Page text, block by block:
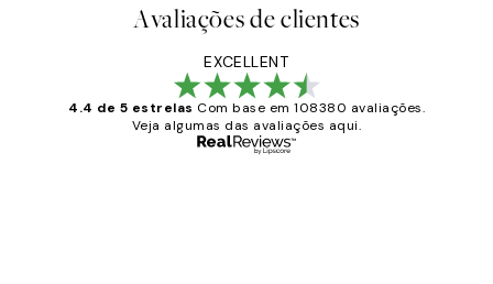
Avaliações de clientes
EXCELLENT
4.4 de 5 estrelas Com base em 108380 avaliações.
Veja algumas das avaliações aqui.